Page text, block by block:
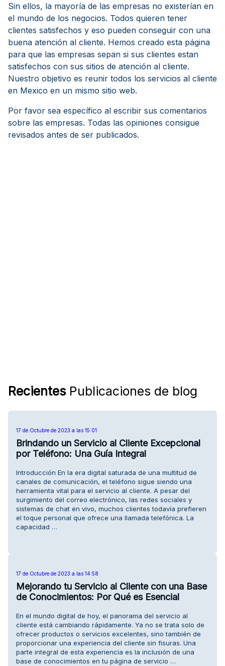
Sin ellos, la mayoría de las empresas no existerían en
el mundo de los negocios. Todos quieren tener
clientes satisfechos y eso pueden conseguir con una
buena atención al cliente. Hemos creado esta página
para que las empresas sepan si sus clientes estan
satisfechos con sus sitios de atención al cliente.
Nuestro objetivo es reunir todos los servicios al cliente
en Mexico en un mismo sitio web.
Por favor sea específico al escribir sus comentarios
sobre las empresas. Todas las opiniones consigue
revisados antes de ser publicados.
RecientesPublicaciones de blog
17 de Octubre de 2023 a las 15:01
Brindando un Servicio al Cliente Excepcional
por Teléfono: Una Guía Integral
Introducción En la era digital saturada de una multitud de
canales de comunicación, el teléfono sigue siendo una
herramienta vital para el servicio al cliente. A pesar del
surgimiento del correo electrónico, las redes sociales y
sistemas de chat en vivo, muchos clientes todavía prefieren
el toque personal que ofrece una llamada telefónica. La
capacidad …
17 de Octubre de 2023 a las 14:58
Mejorando tu Servicio al Cliente con una Base
de Conocimientos: Por Qué es Esencial
En el mundo digital de hoy, el panorama del servicio al
cliente está cambiando rápidamente. Ya no se trata solo de
ofrecer productos o servicios excelentes, sino también de
proporcionar una experiencia del cliente sin fisuras. Una
parte integral de esta experiencia es la inclusión de una
base de conocimientos en tu página de servicio …